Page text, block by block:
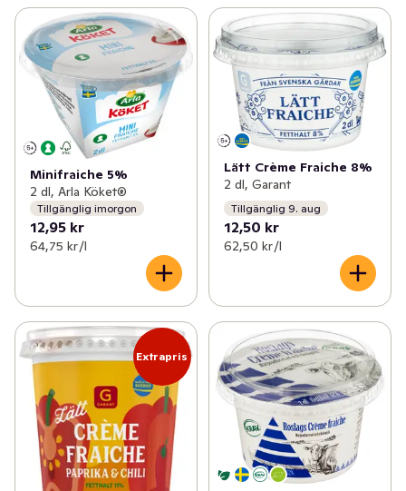
Minifraiche 5%
2 dl, Arla Köket®
Tillgänglig imorgon
12,95 kr
64,75 kr /l
Lätt Crème Fraiche 8%
2 dl, Garant
Tillgänglig 9. aug
12,50 kr
62,50 kr /l
Extrapris